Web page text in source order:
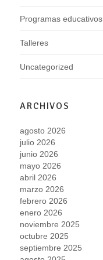
Programas educativos
Talleres
Uncategorized
ARCHIVOS
agosto 2026
julio 2026
junio 2026
mayo 2026
abril 2026
marzo 2026
febrero 2026
enero 2026
noviembre 2025
octubre 2025
septiembre 2025